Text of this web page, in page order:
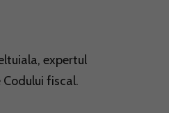
expertul
fiscal.